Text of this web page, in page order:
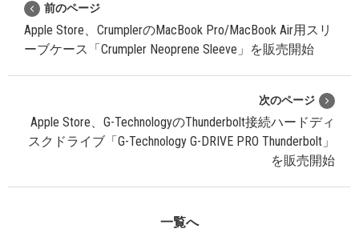
前のページ
Apple Store、CrumplerのMacBook Pro/MacBook Air用スリ
ーブケース「Crumpler Neoprene Sleeve」を販売開始
次のページ
Apple Store、G-TechnologyのThunderbolt接続ハードディ
スクドライブ「G-Technology G-DRIVE PRO Thunderbolt」
を販売開始
一覧へ